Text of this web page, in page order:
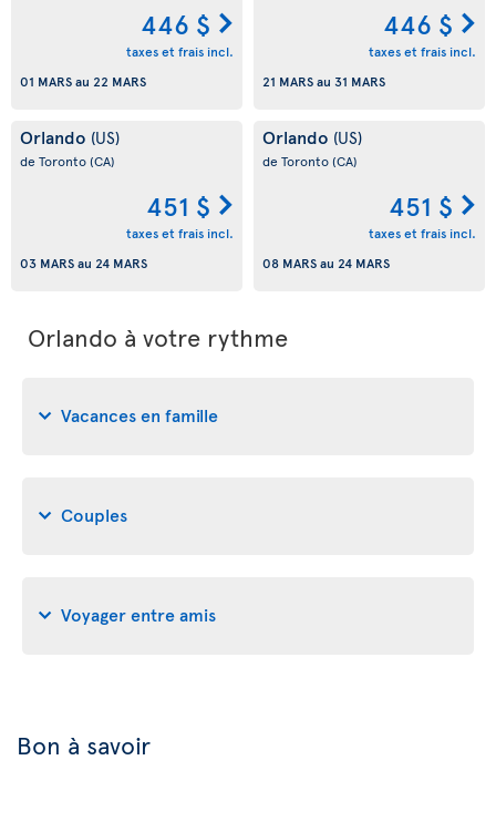
446 $
taxes et frais incl.
01 MARSau 22 MARS
446 $
taxes et frais incl.
21 MARSau 31 MARS
Orlando (US)
de Toronto(CA)
451 $
taxes et frais incl.
03 MARSau 24 MARS
Orlando (US)
de Toronto(CA)
451 $
taxes et frais incl.
08 MARSau 24 MARS
Orlando à votre rythme
Vacances en famille
Couples
Voyager entre amis
Bon à savoir